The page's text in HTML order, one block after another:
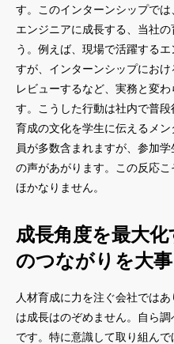
す。このインターンシップで
エンジニアに成長する、当社
う。例えば、現場で活躍する
すが、インターンシップにお
レビューするなど、実務と変
す。こうした行動は社内で普段
育成の文化を学生に伝えるメ
員が多数含まれますが、参加
の声があがります。この反応
ほかなりません。
成長角度を最大
のつながりを大
人材育成に力を注ぐ会社では
は成長はのぞめません。自ら
です。特に意識して取り組ん